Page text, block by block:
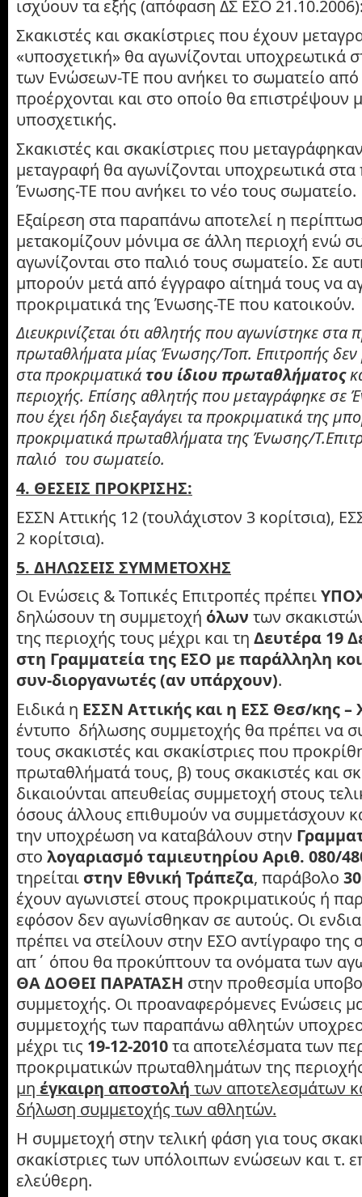
ισχύουν τα εξής (απόφαση ΔΣ ΕΣΟ
Σκακιστές και σκακίστριες που έχουν
«υποσχετική» θα αγωνίζονται υποχρεωτικά
των Ενώσεων-ΤΕ που ανήκει το σωματείο από
προέρχονται και στο οποίο θα επιστρέψουν
υποσχετικής.
Σκακιστές και σκακίστριες που
μεταγραφή θα αγωνίζονται υποχρεωτικά στα
Ένωσης-ΤΕ που ανήκει το νέο τους σωματείο.
Εξαίρεση στα παραπάνω αποτελεί η
μετακομίζουν μόνιμα σε άλλη περιοχή ενώ
αγωνίζονται στο παλιό τους σωματείο. Σε
μπορούν μετά από έγγραφο αίτημά τους να
προκριματικά της Ένωσης-ΤΕ που κατοικούν.
Διευκρινίζεται ότι αθλητής που αγωνίστηκε στα
πρωταθλήματα μίας Ένωσης/Τοπ. Επιτροπής δεν
στα προκριματικά του ίδιου πρωταθλήματος
περιοχής. Επίσης αθλητής που μεταγράφηκε σε
που έχει ήδη διεξαγάγει τα προκριματικά της
προκριματικά πρωταθλήματα της Ένωσης/
παλιό του σωματείο.
4. ΘΕΣΕΙΣ ΠΡΟΚΡΙΣΗΣ:
ΕΣΣΝ Αττικής 12 (τουλάχιστον 3 κορίτσια),
2 κορίτσια).
5. ΔΗΛΩΣΕΙΣ ΣΥΜΜΕΤΟΧΗΣ
Οι Ενώσεις & Τοπικές Επιτροπές πρέπει
δηλώσουν τη συμμετοχή όλων των
της περιοχής τους μέχρι και τη Δευτέρα 19
στη Γραμματεία της ΕΣΟ με παράλληλη
συν-διοργανωτές (αν υπάρχουν).
Ειδικά η ΕΣΣΝ Αττικής και η ΕΣΣ Θεσ/κης –
έντυπο δήλωσης συμμετοχής θα πρέπει να
τους σκακιστές και σκακίστριες που
πρωταθλήματά τους, β) τους σκακιστές και
δικαιούνται απευθείας συμμετοχή στους
όσους άλλους επιθυμούν να συμμετάσχουν
την υποχρέωση να καταβάλουν στην
στο λογαριασμό ταμιευτηρίου Αριθ. 080/
τηρείται στην Εθνική Τράπεζα, παράβολο
έχουν αγωνιστεί στους προκριματικούς ή
εφόσον δεν αγωνίσθηκαν σε αυτούς. Οι
πρέπει να στείλουν στην ΕΣΟ αντίγραφο της
απ΄ όπου θα προκύπτουν τα ονόματα των
ΘΑ ΔΟΘΕΙ ΠΑΡΑΤΑΣΗ στην προθεσμία
συμμετοχής. Οι προαναφερόμενες Ενώσεις
συμμετοχής των παραπάνω αθλητών
μέχρι τις 19-12-2010τα αποτελέσματα των
προκριματικών πρωταθλημάτων της
μη έγκαιρη αποστολή των αποτελεσμάτων
δήλωση συμμετοχής των αθλητών.
Η συμμετοχή στην τελική φάση για τους
σκακίστριες των υπόλοιπων ενώσεων και τ.
ελεύθερη.